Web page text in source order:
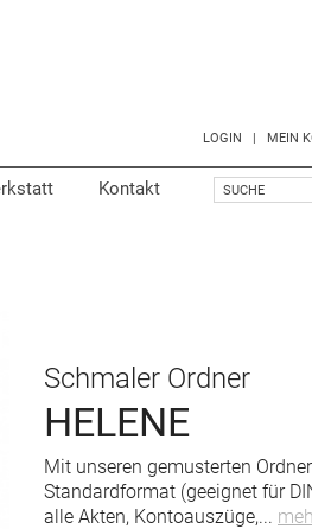
LOGIN | MEIN
Kontakt SUCHE
Schmaler Ordner
HELENE
Mit unseren gemusterten
Standardformat (geeignet für
alle Akten, Kontoauszüge,...